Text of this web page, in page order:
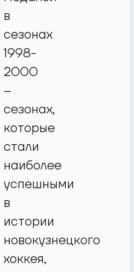
в
сезонах
1998-
2000
–
сезонах,
которые
стали
наиболее
успешными
в
истории
новокузнецкого
хоккея,